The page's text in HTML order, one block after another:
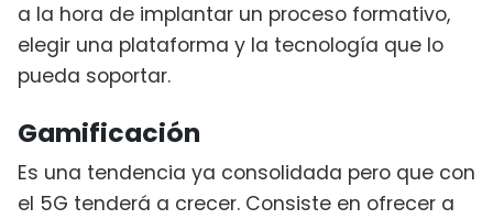
a la hora de implantar un proceso formativo,
elegir una plataforma y la tecnología que lo
pueda soportar.
Gamificación
Es una tendencia ya consolidada pero que con
el 5G tenderá a crecer. Consiste en ofrecer a